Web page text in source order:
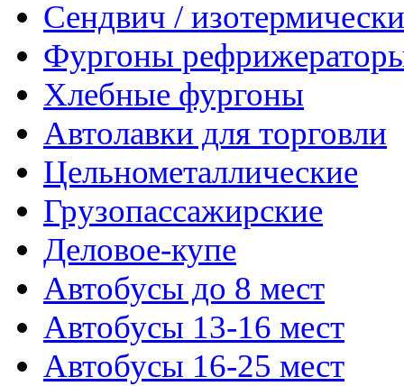
Сендвич /
Фургоны
Хлебные фургоны
Автолавки для торговли
Цельнометаллические
Грузопассажирские
Деловое-купе
Автобусы до 8 мест
Автобусы 13-16 мест
Автобусы 16-25 мест